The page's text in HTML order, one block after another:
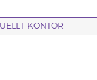
KONTOR